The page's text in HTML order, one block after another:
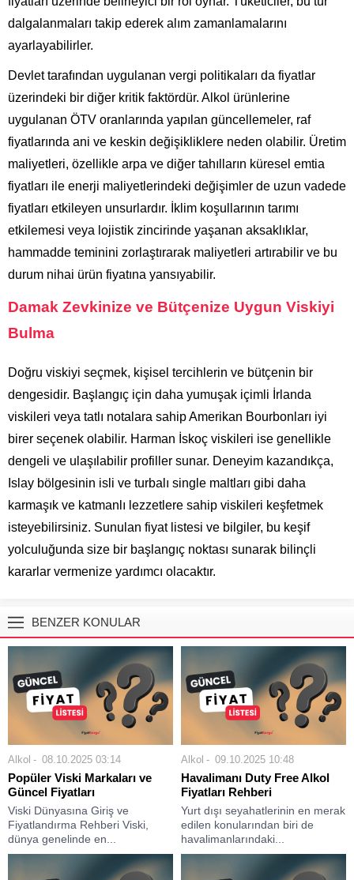
dalgalanmaları takip ederek alım zamanlamalarını
ayarlayabilirler.
Devlet tarafından uygulanan vergi politikaları da fiyatlar
üzerindeki bir diğer kritik faktördür. Alkol ürünlerine
uygulanan ÖTV oranlarında yapılan güncellemeler, raf
fiyatlarında ani ve keskin değişikliklere neden olabilir. Üretim
maliyetleri, özellikle arpa ve diğer tahılların küresel emtia
fiyatları ile enerji maliyetlerindeki değişimler de uzun vadede
fiyatları etkileyen unsurlardır. İklim koşullarının tarımı
etkilemesi veya lojistik zincirinde yaşanan aksaklıklar,
hammadde teminini zorlaştırarak maliyetleri artırabilir ve bu
durum nihai ürün fiyatına yansıyabilir.
Damak Zevkinize ve Bütçenize Uygun Viskiyi
Bulma
Doğru viskiyi seçmek, kişisel tercihlerin ve bütçenin bir
dengesidir. Başlangıç için daha yumuşak içimli İrlanda
viskileri veya tatlı notalara sahip Amerikan Bourbonları iyi
birer seçenek olabilir. Harman İskoç viskileri ise genellikle
dengeli ve ulaşılabilir profiller sunar. Deneyim kazandıkça,
Islay bölgesinin isli ve turbalı single maltları gibi daha
karmaşık ve katmanlı lezzetlere sahip viskileri keşfetmek
isteyebilirsiniz. Sunulan fiyat listesi ve bilgiler, bu keşif
yolculuğunda size bir başlangıç noktası sunarak bilinçli
kararlar vermenize yardımcı olacaktır.
BENZER KONULAR
Alkol 08.10.2025 03:14
Popüler Viski Markaları ve
Güncel Fiyatları
Viski Dünyasına Giriş ve
Fiyatlandırma Rehberi Viski,
dünya genelinde en...
Alkol 09.10.2025 10:48
Havalimanı Duty Free Alkol
Fiyatları Rehberi
Yurt dışı seyahatlerinin en merak
edilen konularından biri de
havalimanlarındaki...